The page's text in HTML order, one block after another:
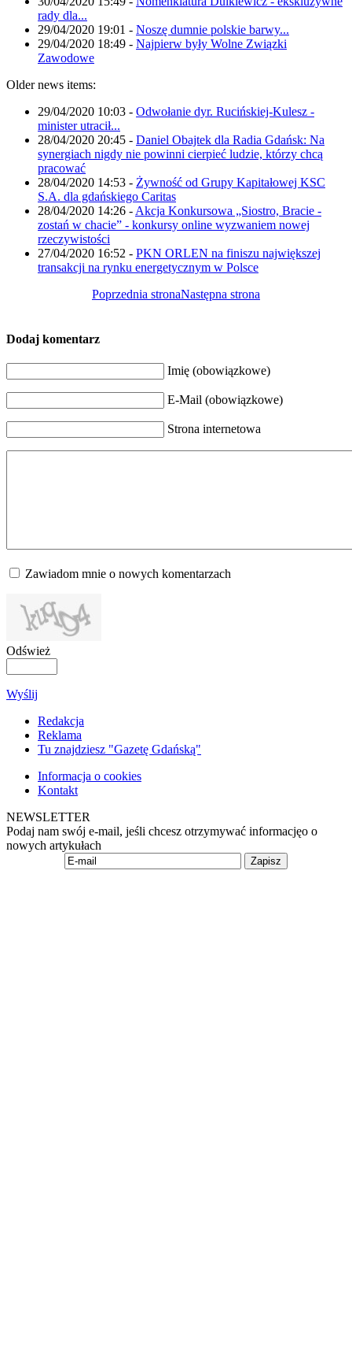
rady dla...
29/04/2020 19:01 - Noszę dumnie polskie barwy...
29/04/2020 18:49 - Najpierw były Wolne Związki
Zawodowe
Older news items:
29/04/2020 10:03 - Odwołanie dyr. Rucińskiej-Kulesz -
minister utracił...
28/04/2020 20:45 - Daniel Obajtek dla Radia Gdańsk: Na
synergiach nigdy nie powinni cierpieć ludzie, którzy chcą
pracować
28/04/2020 14:53 - Żywność od Grupy Kapitałowej KSC
S.A. dla gdańskiego Caritas
28/04/2020 14:26 - Akcja Konkursowa „Siostro, Bracie -
zostań w chacie” - konkursy online wyzwaniem nowej
rzeczywistości
27/04/2020 16:52 - PKN ORLEN na finiszu największej
transakcji na rynku energetycznym w Polsce
Poprzednia stronaNastępna strona
Dodaj komentarz
Imię (obowiązkowe)
E-Mail (obowiązkowe)
Strona internetowa
Zawiadom mnie o nowych komentarzach
Odśwież
Wyślij
Redakcja
Reklama
Tu znajdziesz "Gazetę Gdańską"
Informacja o cookies
Kontakt
NEWSLETTER
Podaj nam swój e-mail, jeśli chcesz otrzymywać informacjęo o
nowych artykułach
Zapisz